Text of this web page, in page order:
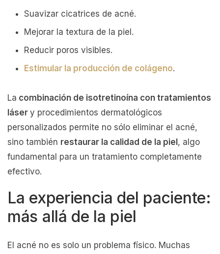
Suavizar cicatrices de acné.
Mejorar la textura de la piel.
Reducir poros visibles.
Estimular la producción de colágeno.
La combinación de isotretinoína con tratamientos
láser y procedimientos dermatológicos
personalizados permite no sólo eliminar el acné,
sino también restaurar la calidad de la piel , algo
fundamental para un tratamiento completamente
efectivo.
La experiencia del paciente:
más allá de la piel
El acné no es solo un problema físico. Muchas